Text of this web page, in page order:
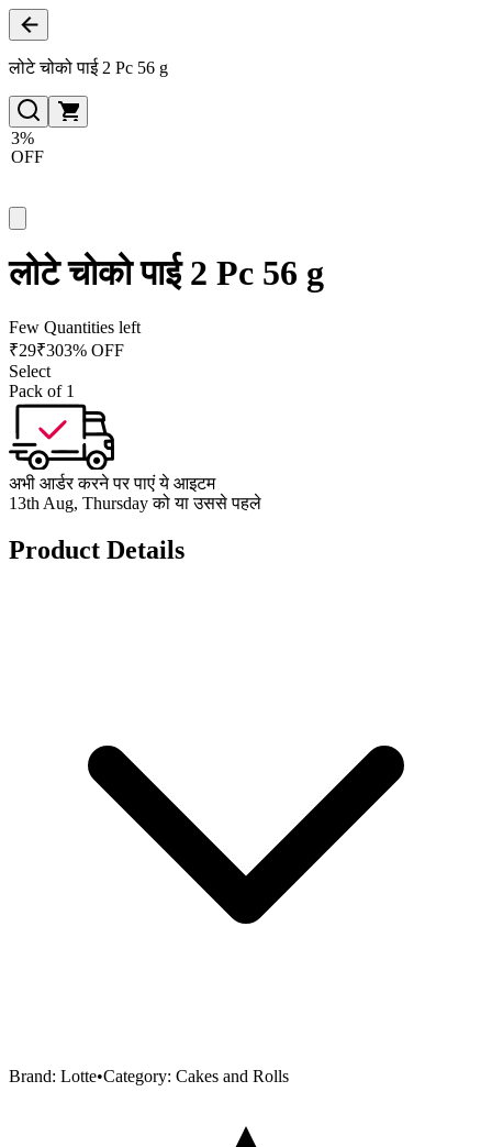
लोटे चोको पाई 2 Pc 56 g
3%
OFF
लोटे चोको पाई 2 Pc 56 g
Few Quantities left
₹29₹303% OFF
Select
Pack of 1
अभी आर्डर करने पर पाएं ये आइटम
13th Aug, Thursday को या उससे पहले
Product Details
Brand: Lotte•Category: Cakes and Rolls